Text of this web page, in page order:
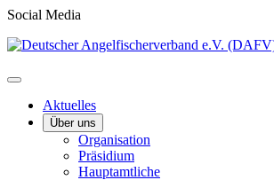
Social Media
Aktuelles
Über uns
Organisation
Präsidium
Hauptamtliche